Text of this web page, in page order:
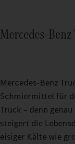
Mercedes‑Benz
Schmiermittel für
Truck – denn
steigert die
eisiger Kälte wie